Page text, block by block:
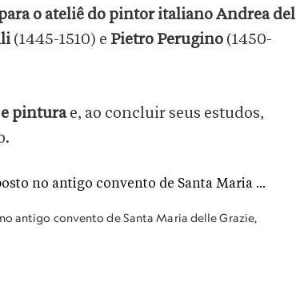
o ateliê do pintor italiano Andrea del
(1445-1510) e Pietro Perugino (1450-
e pinturae, ao concluir seus estudos,
antigo convento de Santa Maria delle Grazie,